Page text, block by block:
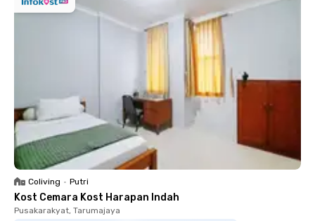
Coliving • Putri
Kost Cemara Kost Harapan Indah
Pusakarakyat, Tarumajaya